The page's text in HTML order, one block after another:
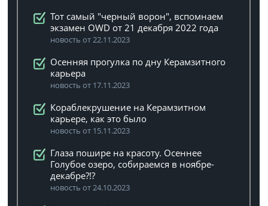
Тот самый "черный ворон", вспомнаем
экзамен OWD от 21 декабря 2022 года
новость от 22.11.2023
Осенняя прогулка по дну Керамзитного
карьера
новость от 17.11.2023
Кораблекрушение на Керамзитном
карьере, как это было
новость от 15.11.2023
Глаза пошире на красоту. Осеннее
Голубое озеро, собираемся в ноябре-
декабре?!?
новость от 24.10.2023